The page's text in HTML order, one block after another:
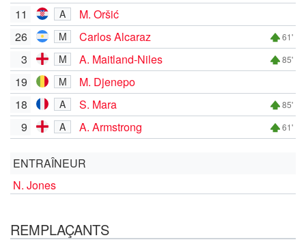
11
A
M. Oršić
26
M Carlos Alcaraz 61'
3 M A. Maitland-Niles 85'
19 M
M. Djenepo
18
A S. Mara 85'
9 A A. Armstrong 61'
ENTRAÎNEUR
N. Jones
REMPLAÇANTS